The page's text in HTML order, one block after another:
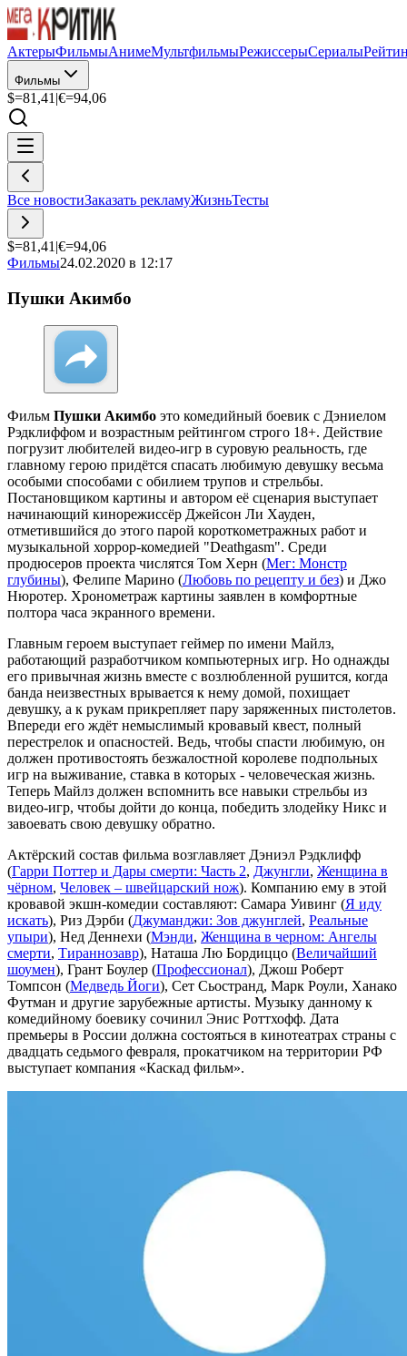
АктерыФильмыАнимеМультфильмыРежиссерыСериалы
Фильмы
$=81,41 |€=94,06
Все новостиЗаказать рекламуЖизньТесты
$=81,41 |€=94,06
Фильмы24.02.2020 в 12:17
Пушки Акимбо
Фильм Пушки Акимбо это комедийный боевик с Дэниелом
Рэдклиффом и возрастным рейтингом строго 18+. Действие
погрузит любителей видео-игр в суровую реальность, где
главному герою придётся спасать любимую девушку весьма
особыми способами с обилием трупов и стрельбы.
Постановщиком картины и автором её сценария выступает
начинающий кинорежиссёр Джейсон Ли Хауден,
отметившийся до этого парой короткометражных работ и
музыкальной хоррор-комедией "Deathgasm". Среди
продюсеров проекта числятся Том Херн (Мег: Монстр
глубины), Фелипе Марино (Любовь по рецепту и без) и Джо
Нюротер. Хронометраж картины заявлен в комфортные
полтора часа экранного времени.
Главным героем выступает геймер по имени Майлз,
работающий разработчиком компьютерных игр. Но однажды
его привычная жизнь вместе с возлюбленной рушится, когда
банда неизвестных врывается к нему домой, похищает
девушку, а к рукам прикрепляет пару заряженных пистолетов.
Впереди его ждёт немыслимый кровавый квест, полный
перестрелок и опасностей. Ведь, чтобы спасти любимую, он
должен противостоять безжалостной королеве подпольных
игр на выживание, ставка в которых - человеческая жизнь.
Теперь Майлз должен вспомнить все навыки стрельбы из
видео-игр, чтобы дойти до конца, победить злодейку Никс и
завоевать свою девушку обратно.
Актёрский состав фильма возглавляет Дэниэл Рэдклифф
(Гарри Поттер и Дары смерти: Часть 2, Джунгли, Женщина в
чёрном, Человек – швейцарский нож). Компанию ему в этой
кровавой экшн-комедии составляют: Самара Уивинг (Я иду
искать), Риз Дэрби (Джуманджи: Зов джунглей, Реальные
упыри), Нед Деннехи (Мэнди, Женщина в черном: Ангелы
смерти, Тираннозавр), Наташа Лю Бордиццо (Величайший
шоумен), Грант Боулер (Профессионал), Джош Роберт
Томпсон (Медведь Йоги), Сет Сьостранд, Марк Роули, Ханако
Футман и другие зарубежные артисты. Музыку данному к
комедийному боевику сочинил Энис Роттхофф. Дата
премьеры в России должна состояться в кинотеатрах страны с
двадцать седьмого февраля, прокатчиком на территории РФ
выступает компания «Каскад фильм».